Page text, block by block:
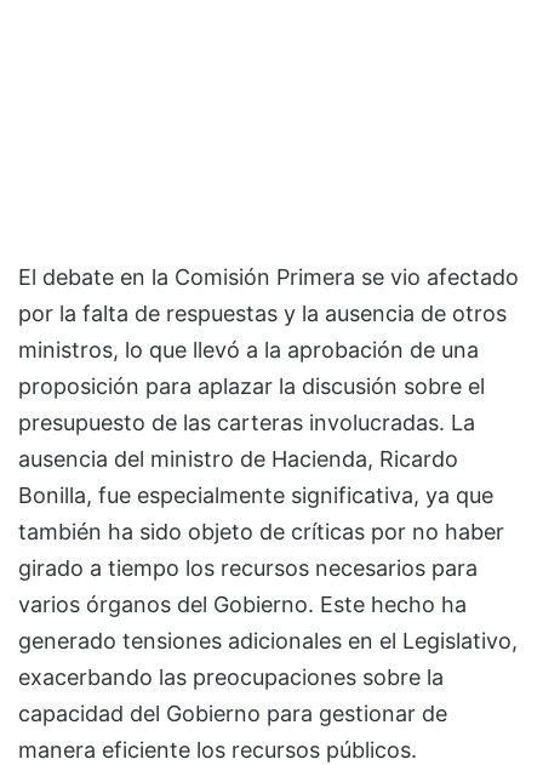
El debate en la Comisión Primera se vio afectado
por la falta de respuestas y la ausencia de otros
ministros, lo que llevó a la aprobación de una
proposición para aplazar la discusión sobre el
presupuesto de las carteras involucradas. La
ausencia del ministro de Hacienda, Ricardo
Bonilla, fue especialmente significativa, ya que
también ha sido objeto de críticas por no haber
girado a tiempo los recursos necesarios para
varios órganos del Gobierno. Este hecho ha
generado tensiones adicionales en el Legislativo,
exacerbando las preocupaciones sobre la
capacidad del Gobierno para gestionar de
manera eficiente los recursos públicos.